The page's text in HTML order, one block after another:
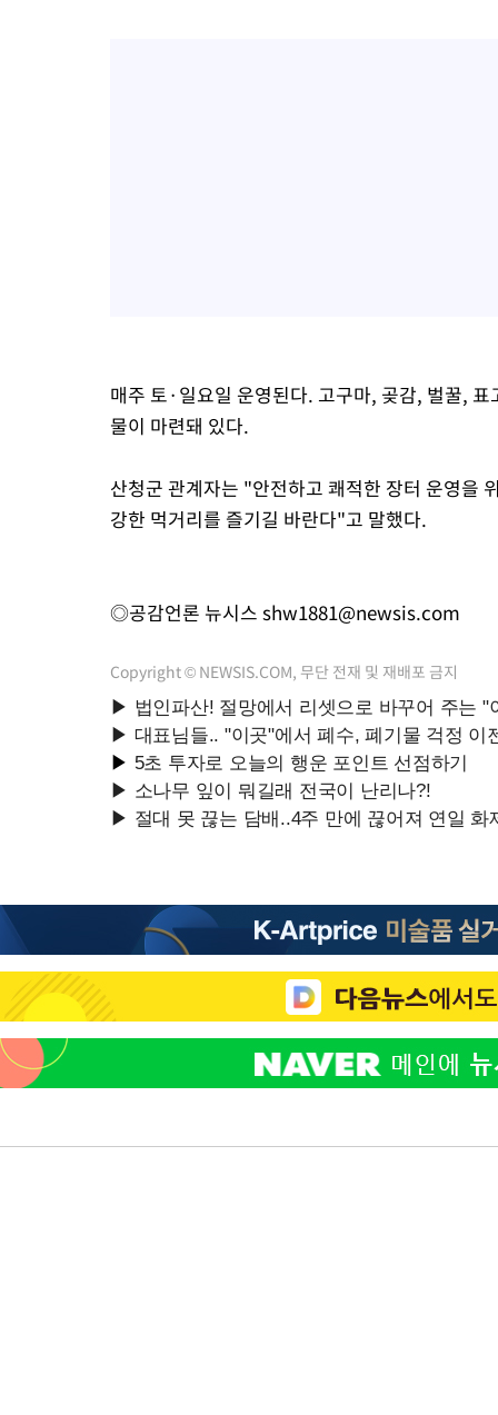
매주 토·일요일 운영된다. 고구마, 곶감, 벌꿀,
물이 마련돼 있다.
산청군 관계자는 "안전하고 쾌적한 장터 운영을
강한 먹거리를 즐기길 바란다"고 말했다.
◎공감언론 뉴시스 shw1881@newsis.com
Copyright © NEWSIS.COM, 무단 전재 및 재배포 금지